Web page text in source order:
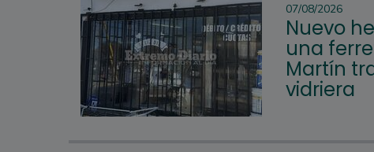
07/08/2026
Nuevo
una
Martín
vidriera